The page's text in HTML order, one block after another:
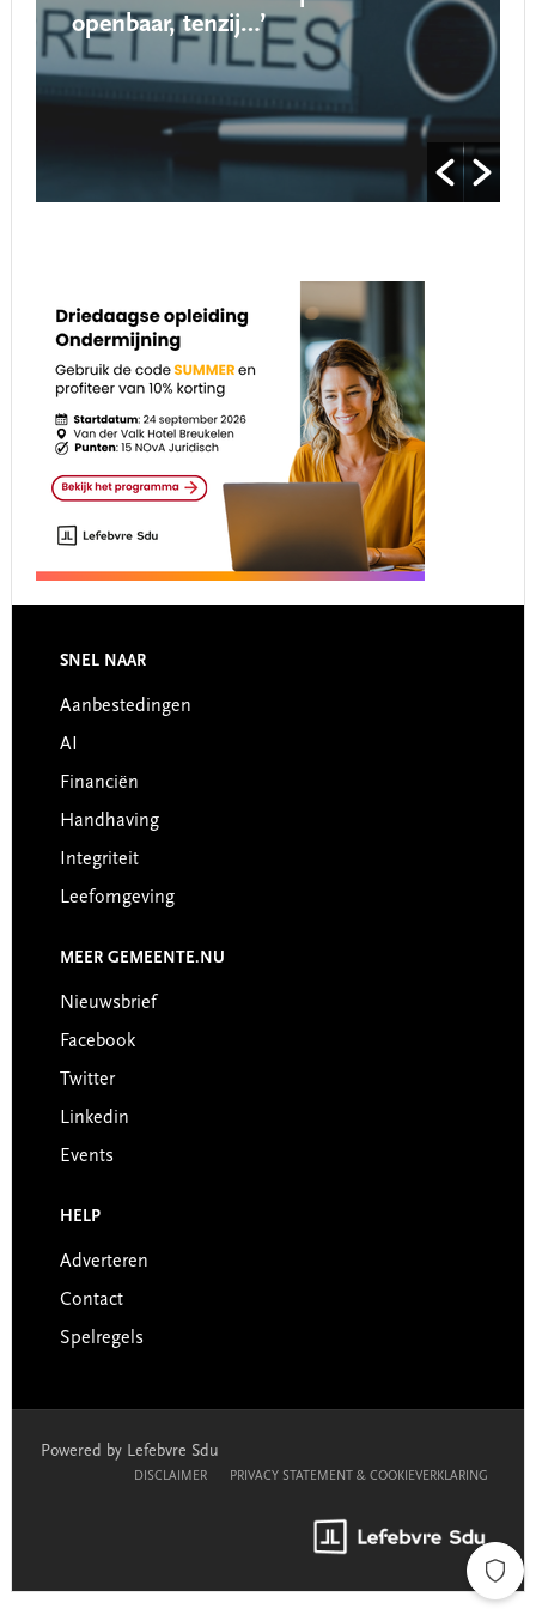
openbaar, tenzij…’
Footer
SNEL NAAR
Aanbestedingen
AI
Financiën
Handhaving
Integriteit
Leefomgeving
MEER GEMEENTE.NU
Nieuwsbrief
Facebook
Twitter
Linkedin
Events
HELP
Adverteren
Contact
Spelregels
Powered by Lefebvre Sdu
DISCLAIMER PRIVACY STATEMENT & COOKIEVERKLARING